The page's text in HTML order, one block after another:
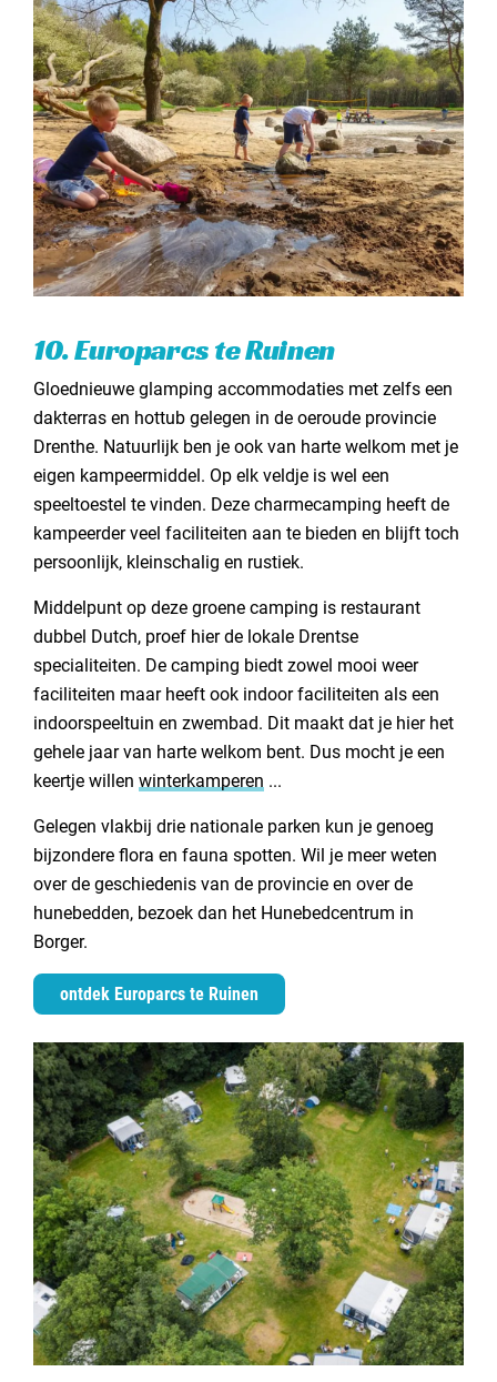
10. Europarcs te Ruinen
Gloednieuwe glamping accommodaties met zelfs een
dakterras en hottub gelegen in de oeroude provincie
Drenthe. Natuurlijk ben je ook van harte welkom met je
eigen kampeermiddel. Op elk veldje is wel een
speeltoestel te vinden. Deze charmecamping heeft de
kampeerder veel faciliteiten aan te bieden en blijft toch
persoonlijk, kleinschalig en rustiek.
Middelpunt op deze groene camping is restaurant
dubbel Dutch, proef hier de lokale Drentse
specialiteiten. De camping biedt zowel mooi weer
faciliteiten maar heeft ook indoor faciliteiten als een
indoorspeeltuin en zwembad. Dit maakt dat je hier het
gehele jaar van harte welkom bent. Dus mocht je een
keertje willen winterkamperen ...
Gelegen vlakbij drie nationale parken kun je genoeg
bijzondere flora en fauna spotten. Wil je meer weten
over de geschiedenis van de provincie en over de
hunebedden, bezoek dan het Hunebedcentrum in
Borger.
ontdek Europarcs te Ruinen